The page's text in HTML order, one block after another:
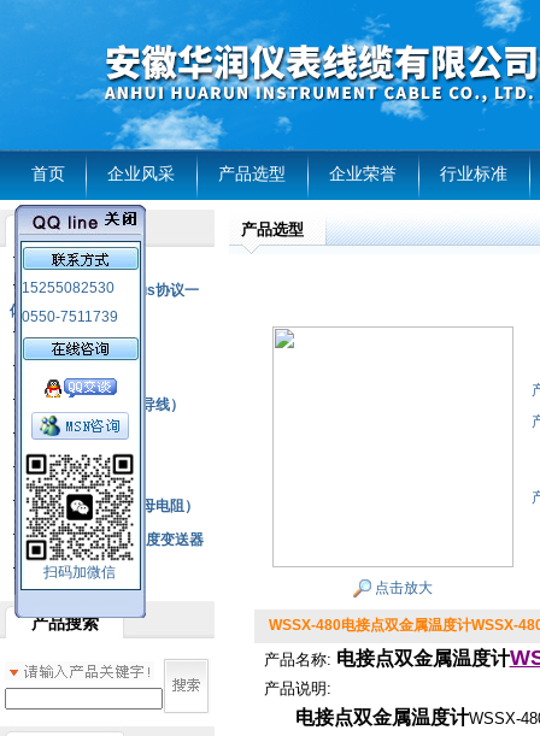
首页 企业风采 产品选型 企业荣誉 行业标准
15255082530
0550-7511739
扫码加微信
产品列表
风电温度传感器
RS485通讯modbus协议一
体化现场智能仪表
热电偶
热电偶补偿电缆（导线）
振动传感器
热电阻
铂热电阻元件（云母电阻）
SBW系列一体化温度变送器
双金属温度计
产品搜索
产品选型
点击放大
WSSX-480电接点双金属温度计WSSX-
产品名称: 电接点双金属温度计
产品说明:
电接点双金属温度计WSSX-